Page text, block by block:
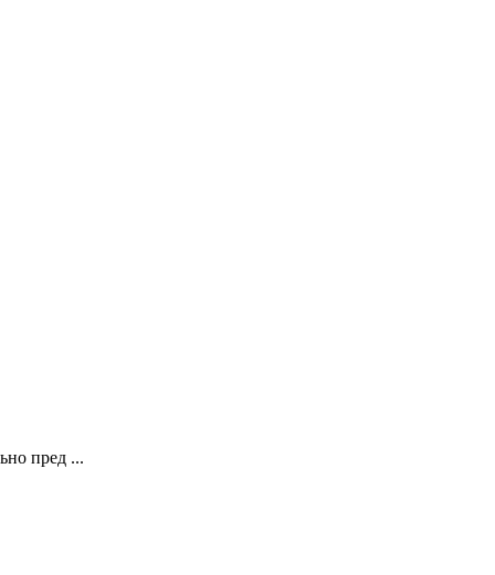
пред ...